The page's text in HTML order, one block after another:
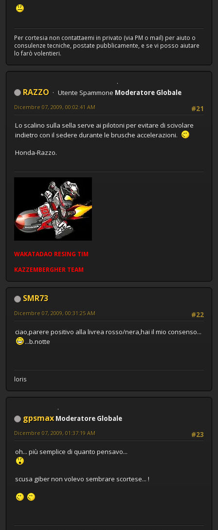
Per cortesia non contattaemi in privato (via PM o mail) per aiuto o
consulenze tecniche, postate pubblicamente, e se vi posso aiutare
lo farò volentieri.
RAZZO Utente Spammone Moderatore Globale
#21
Dicembre 07, 2009, 00:02:41 AM
Lo scalino sulla sella serve ai pilotoni per evitare di scivolare
indietro con il sedere durante le brusche accelerazioni.
Honda-Razzo.
WAKATADAO RESING TIM
KAZZEMBERGHER TEAM
SMR73
#22
Dicembre 07, 2009, 00:31:25 AM
ciao,parere positivo alla livrea rosso/nera,hai il mio consenso...
...b.notte
loris
gpsmax Moderatore Globale
#23
Dicembre 07, 2009, 01:37:19 AM
oh... più semplice di quanto pensavo...
scusa giber non volevo sembrare scortese... !